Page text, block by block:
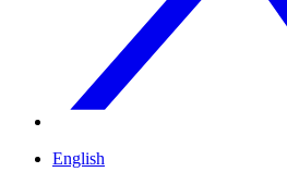
English